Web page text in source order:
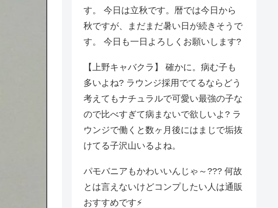
す。 今日は立秋です。暦では今日から
秋ですが、まだまだ暑い日が続きそうで
す。 今日も一日よろしくお願いします?
【上野キャバクラ】 確かに。病む子も
多いよね? ラウンジ採用でてるならどう
考えてもナチュラルで可愛い最強の子な
ので比べすぎて病まないで欲しいよ? ラ
ウンジで働くと数ヶ月後にはまじで垢抜
けてる子沢山いるよね。
パモバニアもかわいいんじゃ～??? 何故
とは言えないけどコンプしたい人は通販
おすすめです⚡️